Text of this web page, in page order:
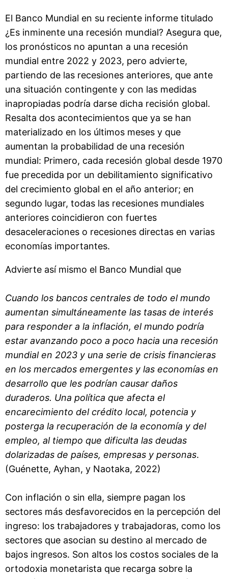
El Banco Mundial en su reciente informe titulado
¿Es inminente una recesión mundial? Asegura que,
los pronósticos no apuntan a una recesión
mundial entre 2022 y 2023, pero advierte,
partiendo de las recesiones anteriores, que ante
una situación contingente y con las medidas
inapropiadas podría darse dicha recisión global.
Resalta dos acontecimientos que ya se han
materializado en los últimos meses y que
aumentan la probabilidad de una recesión
mundial: Primero, cada recesión global desde 1970
fue precedida por un debilitamiento significativo
del crecimiento global en el año anterior; en
segundo lugar, todas las recesiones mundiales
anteriores coincidieron con fuertes
desaceleraciones o recesiones directas en varias
economías importantes.
Advierte así mismo el Banco Mundial que
Cuando los bancos centrales de todo el mundo
aumentan simultáneamente las tasas de interés
para responder a la inflación, el mundo podría
estar avanzando poco a poco hacia una recesión
mundial en 2023 y una serie de crisis financieras
en los mercados emergentes y las economías en
desarrollo que les podrían causar daños
duraderos. Una política que afecta el
encarecimiento del crédito local, potencia y
posterga la recuperación de la economía y del
empleo, al tiempo que dificulta las deudas
dolarizadas de países, empresas y personas.
(Guénette, Ayhan, y Naotaka, 2022)
Con inflación o sin ella, siempre pagan los
sectores más desfavorecidos en la percepción del
ingreso: los trabajadores y trabajadoras, como los
sectores que asocian su destino al mercado de
bajos ingresos. Son altos los costos sociales de la
ortodoxia monetarista que recarga sobre la